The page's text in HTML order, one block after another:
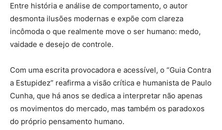
Entre história e análise de comportamento, o autor
desmonta ilusões modernas e expõe com clareza
incômoda o que realmente move o ser humano: medo,
vaidade e desejo de controle.
Com uma escrita provocadora e acessível, o “Guia Contra
a Estupidez” reafirma a visão crítica e humanista de Paulo
Cunha, que há anos se dedica a interpretar não apenas
os movimentos do mercado, mas também os paradoxos
do próprio pensamento humano.